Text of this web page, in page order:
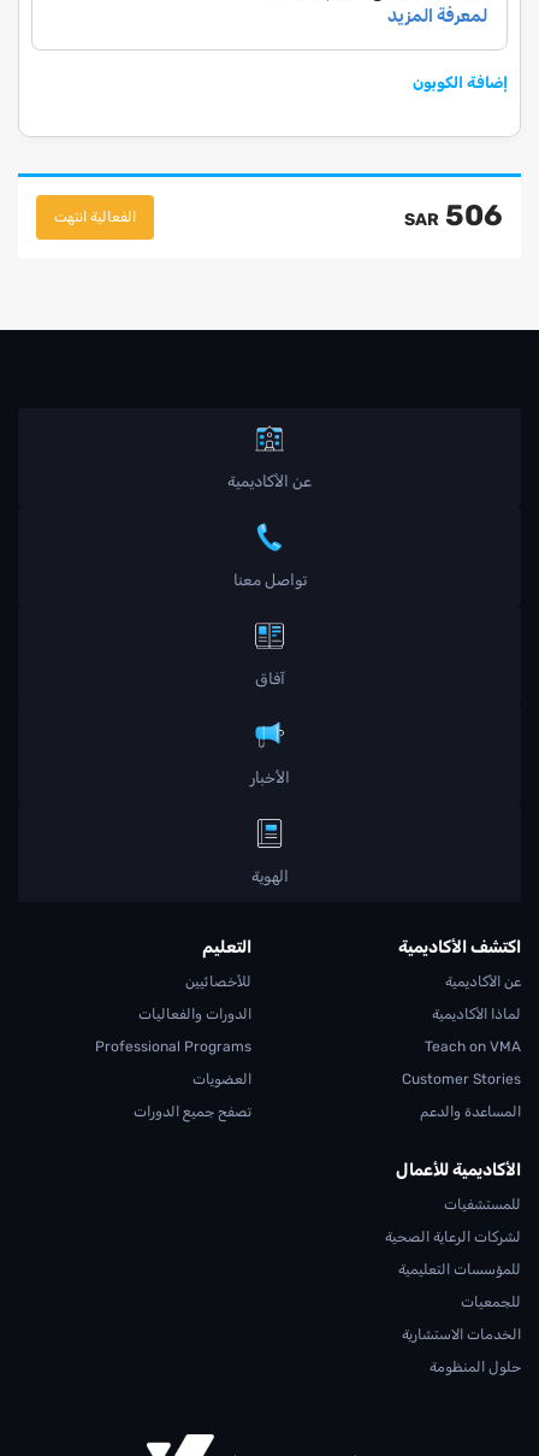
إضافة الكوبون
506
SAR الفعالية انتهت
عن الأكاديمية
تواصل معنا
آفاق
الأخبار
الهوية
اكتشف الأكاديمية
عن الأكاديمية
لماذا الأكاديمية
Teach on VMA
Customer Stories
المساعدة والدعم
التعليم
للأخصائيين
الدورات والفعاليات
Professional Programs
العضويات
تصفح جميع الدورات
الأكاديمية للأعمال
للمستشفيات
لشركات الرعاية الصحية
للمؤسسات التعليمية
للجمعيات
الخدمات الاستشارية
حلول المنظومة